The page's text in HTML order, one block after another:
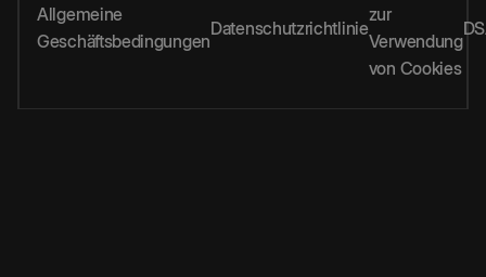
Allgemeine
Geschäftsbedingungen
Datenschutzrichtlinie
zur
Verwendung
von Cookies